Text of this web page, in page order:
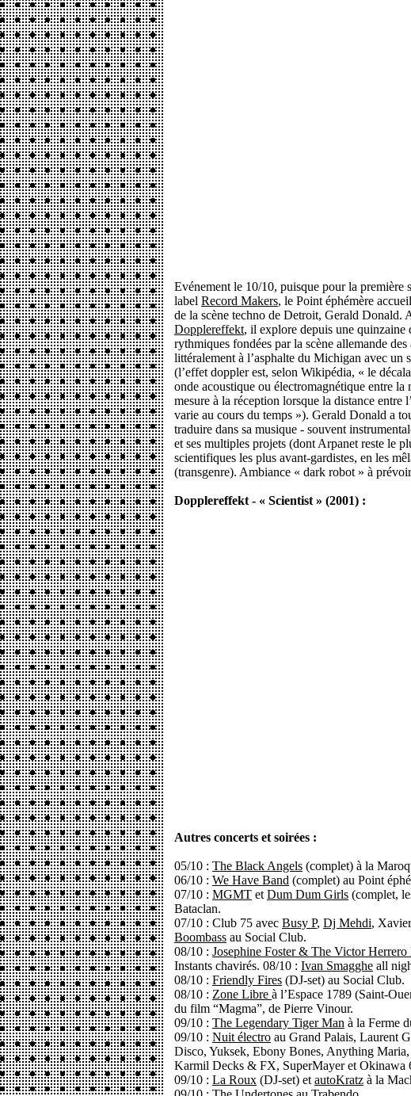
Evénement le 10/10, puisque pour la première
label Record Makers, le Point éphémère
de la scène techno de Detroit, Gerald Donald.
Dopplereffekt, il explore depuis une quinzaine
rythmiques fondées par la scène allemande
littéralement à l’asphalte du Michigan avec un
(l’effet doppler est, selon Wikipédia, « le
onde acoustique ou électromagnétique entre la
mesure à la réception lorsque la distance entre
varie au cours du temps »). Gerald Donald a
traduire dans sa musique - souvent
et ses multiples projets (dont Arpanet reste le
scientifiques les plus avant-gardistes, en les
(transgenre). Ambiance « dark robot » à
Dopplereffekt - « Scientist » (2001) :
Autres concerts et soirées :
05/10 : The Black Angels (complet) à la
06/10 : We Have Band (complet) au Point
07/10 : MGMT et Dum Dum Girls (complet,
Bataclan.
07/10 : Club 75 avec Busy P, Dj Mehdi,
Boombass au Social Club.
08/10 : Josephine Foster & The Victor Herrero
Instants chavirés. 08/10 : Ivan Smagghe all
08/10 : Friendly Fires (DJ-set) au Social Club.
08/10 : Zone Libre à l’Espace 1789 (Saint-
du film “Magma”, de Pierre Vinour.
09/10 : The Legendary Tiger Man à la Ferme
09/10 : Nuit électro au Grand Palais, Laurent
Disco, Yuksek, Ebony Bones, Anything
Karmil Decks & FX, SuperMayer et Okinawa
09/10 : La Roux (DJ-set) et autoKratz à la